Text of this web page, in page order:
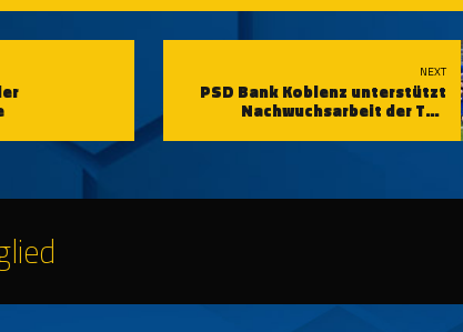
NEXT
PSD Bank Koblenz unterstützt
Nachwuchsarbeit der TuS